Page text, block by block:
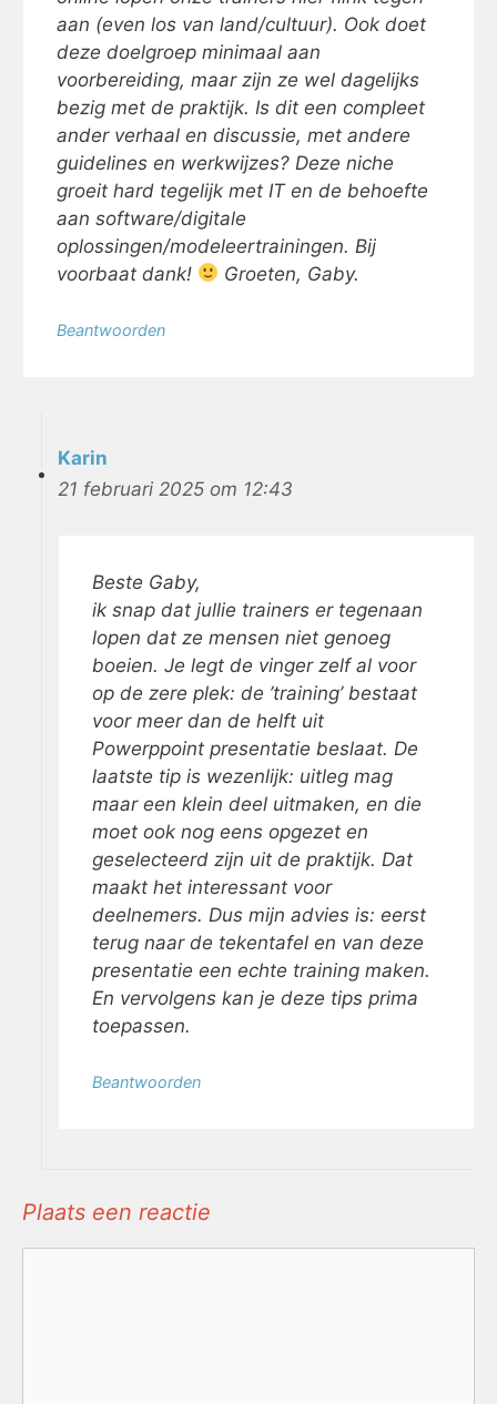
aan (even los van land/cultuur). Ook doet
deze doelgroep minimaal aan
voorbereiding, maar zijn ze wel dagelijks
bezig met de praktijk. Is dit een compleet
ander verhaal en discussie, met andere
guidelines en werkwijzes? Deze niche
groeit hard tegelijk met IT en de behoefte
aan software/digitale
oplossingen/modeleertrainingen. Bij
voorbaat dank!
Groeten, Gaby.
Beantwoorden
Karin
21 februari 2025 om 12:43
Beste Gaby,
ik snap dat jullie trainers er tegenaan
lopen dat ze mensen niet genoeg
boeien. Je legt de vinger zelf al voor
op de zere plek: de ’training’ bestaat
voor meer dan de helft uit
Powerppoint presentatie beslaat. De
laatste tip is wezenlijk: uitleg mag
maar een klein deel uitmaken, en die
moet ook nog eens opgezet en
geselecteerd zijn uit de praktijk. Dat
maakt het interessant voor
deelnemers. Dus mijn advies is: eerst
terug naar de tekentafel en van deze
presentatie een echte training maken.
En vervolgens kan je deze tips prima
toepassen.
Beantwoorden
Plaats een reactie